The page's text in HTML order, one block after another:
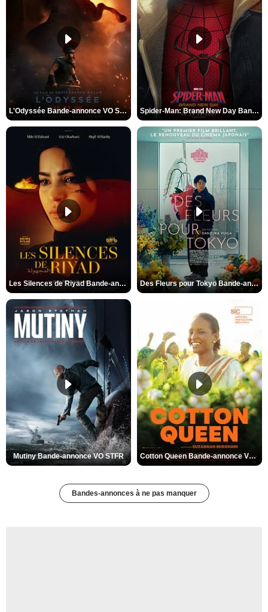
L'Odyssée Bande-annonce VO STFR Spider-Man: Brand New Day Bande-annonce VO STFR
Les Silences de Riyad Bande-annonce VO STFR Des Fleurs pour Tokyo Bande-annonce VO STFR
Mutiny Bande-annonce VO STFR Cotton Queen Bande-annonce VO STFR
Bandes-annonces à ne pas manquer